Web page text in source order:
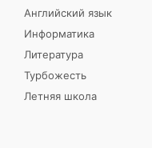
Английский язык
Информатика
Литература
Турбожесть
Летняя школа